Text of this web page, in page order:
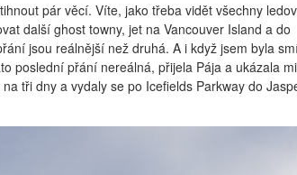
pár věcí. Víte, jako třeba vidět všechny
další ghost towny, jet na Vancouver Island a do
jsou reálnější než druhá. A i když jsem byla
poslední přání nereálná, přijela Pája a ukázala
tři dny a vydaly se po Icefields Parkway do